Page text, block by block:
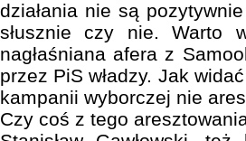
działania nie są
słusznie czy nie. Warto
nagłaśniana afera z
przez PiS władzy. Jak
kampanii wyborczej nie
Czy coś z tego